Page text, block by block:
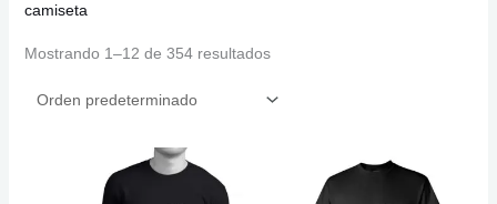
camiseta
Mostrando 1–12 de 354 resultados